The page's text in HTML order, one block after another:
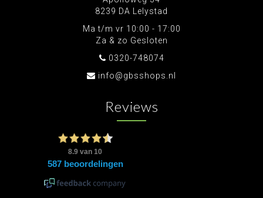
8239 DA Lelystad
Ma t/m vr 10:00 - 17:00
Za & zo Gesloten
0320-748074
info@gbsshops.nl
Reviews